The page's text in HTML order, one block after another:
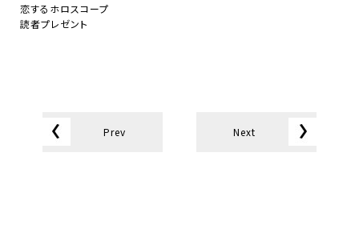
恋するホロスコープ
読者プレゼント
Prev Next